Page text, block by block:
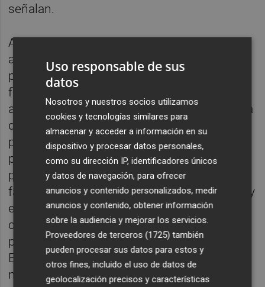
señalan.
Además, la compañía también pretende
abordar los desafíos relacionados con la
participación del paciente, así como el
financiamiento y la asequibilidad de la
atención médica. Combinando la plataforma
de alta tecnología de Flywire para
proveedores con los primeros caminos de
pago de Simplee para el pago, tanto los
pacientes como los proveedores están
facultados para liquidar el pago más rápido y
en sus propios términos. Juntas, las
compañías impulsarán cuatro de los diez
principales sistemas de atención médica de
EE. UU. Y procesarán más de $ 10 mil
millones en pagos de pacientes por año.
Uso responsable de sus
datos
Nosotros y nuestros socios utilizamos
cookies y tecnologías similares para
almacenar y acceder a información en su
dispositivo y procesar datos personales,
como su dirección IP, identificadores únicos
y datos de navegación, para ofrecer
anuncios y contenido personalizados, medir
anuncios y contenido, obtener información
sobre la audiencia y mejorar los servicios.
Proveedores de terceros (1725) también
pueden procesar sus datos para estos y
otros fines, incluido el uso de datos de
geolocalización precisos y características